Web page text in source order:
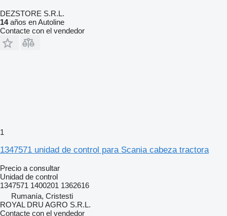
DEZSTORE S.R.L.
14años en Autoline
Contacte con el vendedor
1
1347571 unidad de control para Scania cabeza tractora
Precio a consultar
Unidad de control
1347571 1400201 1362616
Rumanía, Cristesti
ROYAL DRU AGRO S.R.L.
Contacte con el vendedor